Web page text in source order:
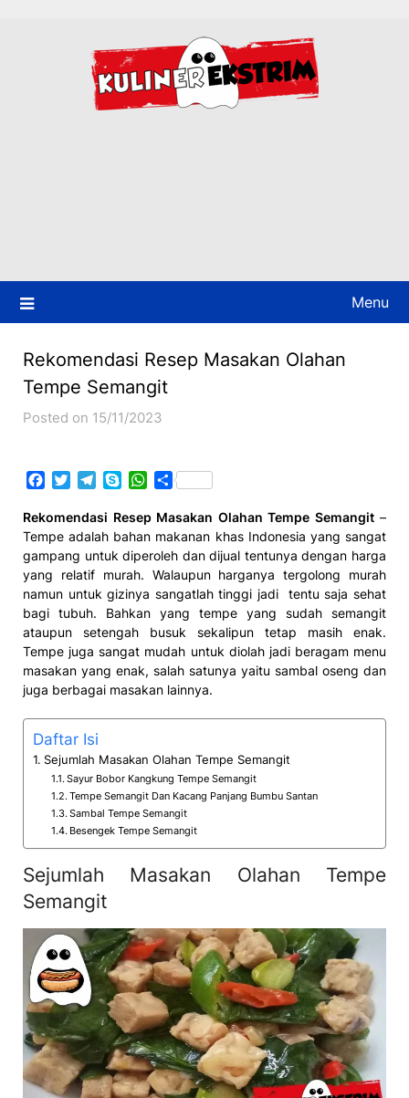
Menu
Rekomendasi Resep Masakan Olahan
Tempe Semangit
Posted on 15/11/2023
Facebook
TwitterTelegram
SkypeWhatsApp
Share
Rekomendasi Resep Masakan Olahan Tempe Semangit–
Tempe adalah bahan makanan khas Indonesia yang sangat
gampang untuk diperoleh dan dijual tentunya dengan harga
yang relatif murah. Walaupun harganya tergolong murah
namun untuk gizinya sangatlah tinggi jadi tentu saja sehat
bagi tubuh. Bahkan yang tempe yang sudah semangit
ataupun setengah busuk sekalipun tetap masih enak.
Tempe juga sangat mudah untuk diolah jadi beragam menu
masakan yang enak, salah satunya yaitu sambal oseng dan
juga berbagai masakan lainnya.
Daftar Isi
Sejumlah Masakan Olahan Tempe Semangit
Sayur Bobor Kangkung Tempe Semangit
Tempe Semangit Dan Kacang Panjang Bumbu Santan
Sambal Tempe Semangit
Besengek Tempe Semangit
Sejumlah Masakan Olahan Tempe
Semangit